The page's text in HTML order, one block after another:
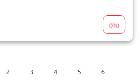
อ่าน
2 3 4 5
6